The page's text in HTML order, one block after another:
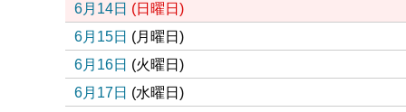
6月14日 (日 曜日 )
6月15日 (月 曜日 )
6月16日 (火曜日 )
6月17日 (水曜日 )